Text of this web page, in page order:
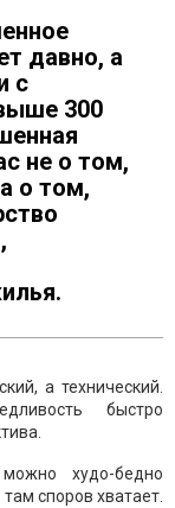
давно, а
с
300
не о том,
о том,
а технический.
быстро
худо-бедно
споров хватает.